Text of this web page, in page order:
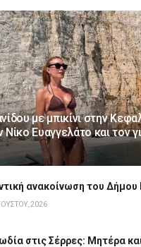
με μπικίνι στην
Ευαγγελάτο και τον
ανακοίνωση του Δήμου
2026
στις Σέρρες: Μητέρα